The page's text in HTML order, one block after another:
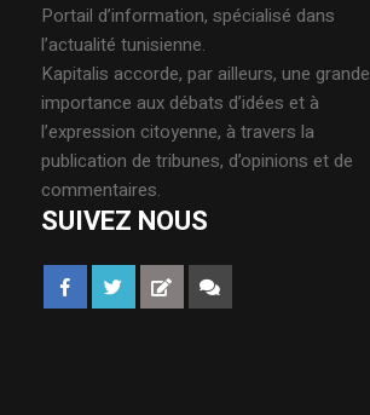
Portail d’information, spécialisé dans
l’actualité tunisienne.
Kapitalis accorde, par ailleurs, une grande
importance aux débats d’idées et à
l’expression citoyenne, à travers la
publication de tribunes, d’opinions et de
commentaires.
SUIVEZ NOUS